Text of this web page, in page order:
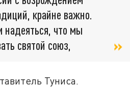
крайне важно.
надеяться, что мы
святой союз,
Туниса.